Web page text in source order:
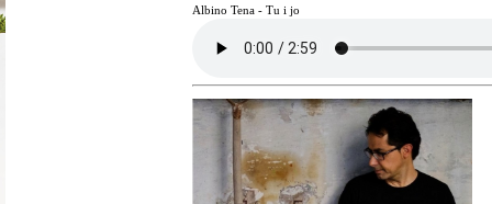
Albino Tena - Tu i jo